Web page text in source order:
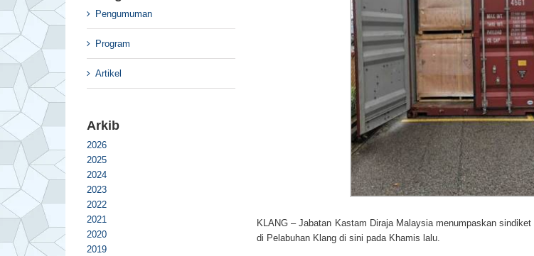
KLANG – Jabatan Kastam Diraja Malaysia menumpaskan
di Pelabuhan Klang di sini pada Khamis lalu.
Pengumuman
Program
Artikel
Arkib
2026
2025
2024
2023
2022
2021
2020
2019